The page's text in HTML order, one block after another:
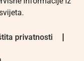
privatnosti